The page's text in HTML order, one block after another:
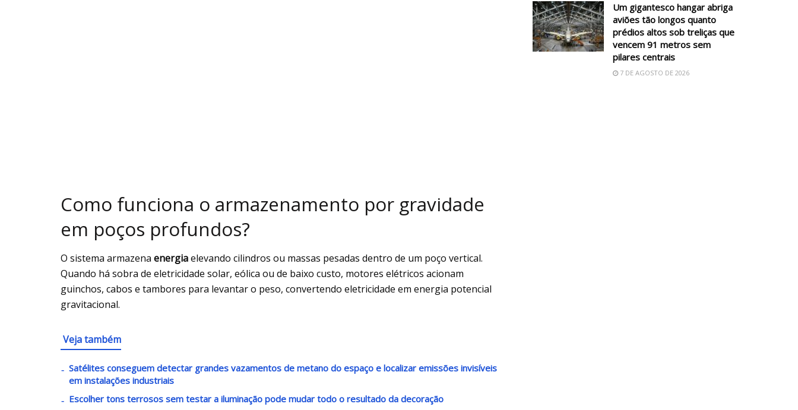
Como funciona o armazenamento por gravidade
em poços profundos?
O sistema armazena energiaelevando cilindros ou massas pesadas dentro de um poço vertical.
Quando há sobra de eletricidade solar, eólica ou de baixo custo, motores elétricos acionam
guinchos, cabos e tambores para levantar o peso, convertendo eletricidade em energia potencial
gravitacional.
Veja também
Satélites conseguem detectar grandes vazamentos de metano do espaço e localizar emissões invisíveis
em instalações industriais
Escolher tons terrosos sem testar a iluminação pode mudar todo o resultado da decoração
Um gigantesco hangar abriga
aviões tão longos quanto
prédios altos sob treliças que
vencem 91 metros sem
pilares centrais
7 DE AGOSTO DE 2026